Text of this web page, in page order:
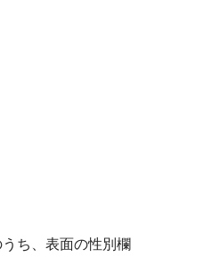
ち、表面の性別欄